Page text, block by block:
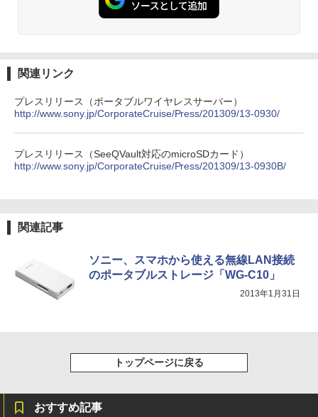
関連リンク
プレスリリース（ポータブルワイヤレスサーバー）
http://www.sony.jp/CorporateCruise/Press/201309/13-0930/
プレスリリース（SeeQVault対応のmicroSDカード）
http://www.sony.jp/CorporateCruise/Press/201309/13-0930B/
関連記事
ソニー、スマホから使える無線LAN接続
のポータブルストレージ「WG-C10」
2013年1月31日
トップページに戻る
おすすめ記事